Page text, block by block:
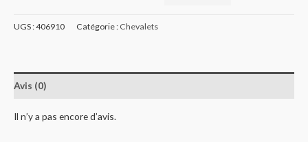
UGS :406910 Catégorie : Chevalets
Avis (0)
Il n’y a pas encore d’avis.